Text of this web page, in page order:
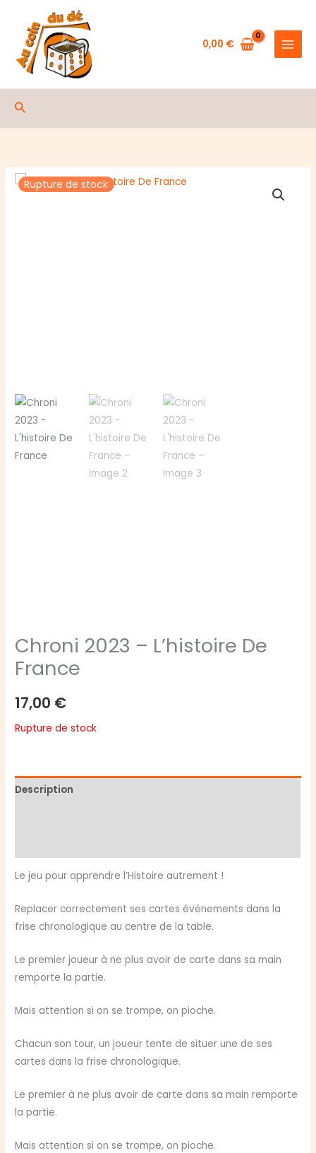
contenu
0,00 €
Rechercher
Rupture de stock
Chroni 2023 – L’histoire De
France
17,00 €
Rupture de stock
Description
Le jeu pour apprendre l’Histoire autrement !
Replacer correctement ses cartes événements dans la
frise chronologique au centre de la table.
Le premier joueur à ne plus avoir de carte dans sa main
remporte la partie.
Mais attention si on se trompe, on pioche.
Chacun son tour, un joueur tente de situer une de ses
cartes dans la frise chronologique.
Le premier à ne plus avoir de carte dans sa main remporte
la partie.
Mais attention si on se trompe, on pioche.